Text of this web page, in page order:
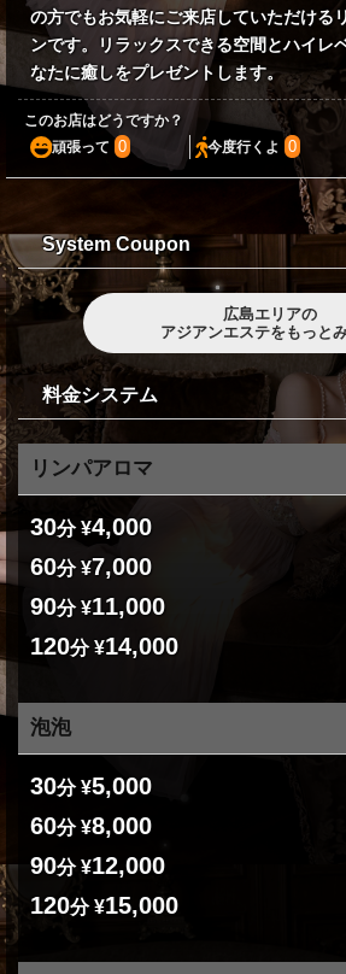
の方でもお気軽にご来店していただける
ンです。リラックスできる空間とハイレ
なたに癒しをプレゼントします。
このお店はどうですか？
頑張って 0 今度行くよ 0
System Coupon
広島エリアの
アジアンエステをもっとみ
料金システム
リンパアロマ
30分 ¥4,000
60分 ¥7,000
90分 ¥11,000
120分 ¥14,000
泡泡
30分 ¥5,000
60分 ¥8,000
90分 ¥12,000
120分 ¥15,000